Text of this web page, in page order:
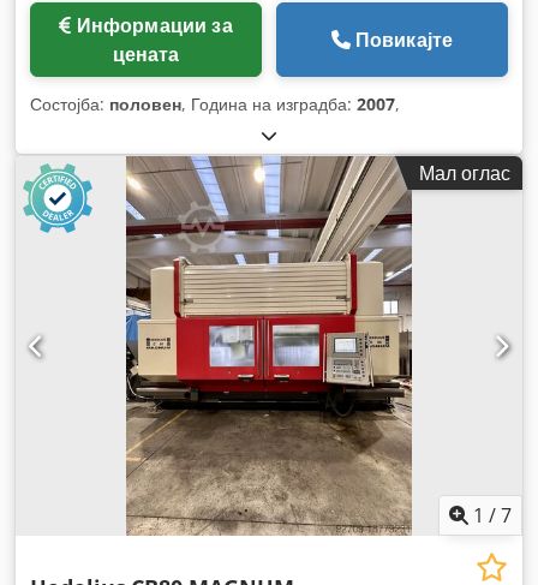
цената
Повикајте
Состојба: половен, Година на изградба: 2007,
Мал оглас
1 /7